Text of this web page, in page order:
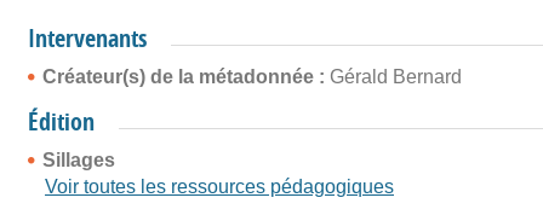
Intervenants
Créateur(s) de la métadonnée : Gérald Bernard
Édition
Sillages
Voir toutes les ressources pédagogiques